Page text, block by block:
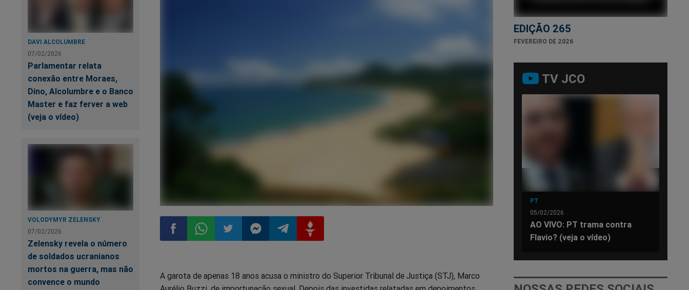
DAVI ALCOLUMBRE
07/02/2026
Parlamentar relata
conexão entre Moraes,
Dino, Alcolumbre e o Banco
Master e faz ferver a web
(veja o vídeo)
VOLODYMYR ZELENSKY
07/02/2026
Zelensky revela o número
de soldados ucranianos
mortos na guerra, mas não
convence o mundo
no
no
no
no
no
no
A garota de apenas 18 anos acusa o ministro do Superior Tribunal de Justiça (STJ), Marco
EDIÇÃO 265
FEVEREIRO DE 2026
TV JCO
PT
05/02/2026
AO VIVO: PT trama contra
Flavio? (veja o vídeo)